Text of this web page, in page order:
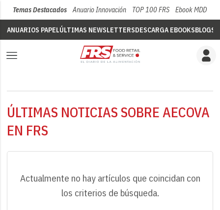
Temas Destacados Anuario Innovación TOP 100 FRS Ebook MDD
ANUARIOS PAPELÚLTIMAS NEWSLETTERSDESCARGA EBOOKSBLOGS
ÚLTIMAS NOTICIAS SOBRE AECOVA
EN FRS
Actualmente no hay artículos que coincidan con
los criterios de búsqueda.